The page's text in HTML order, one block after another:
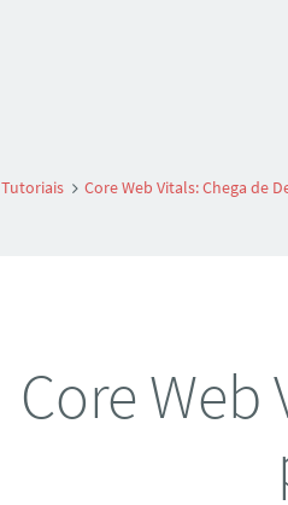
Tutoriais Core Web Vitals: Chega de
Core Web